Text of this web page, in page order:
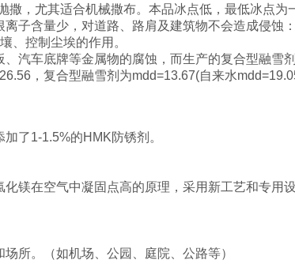
撒，尤其适合机械撒布。本品冰点低，最低冰点
子含量少，对道路、路肩及建筑物不会造成侵蚀
、控制尘埃的作用。
汽车底牌等金属物的腐蚀，而生产的复合型融雪
，复合型融雪剂为mdd=13.67(自来水
了1-1.5%的HMK防锈剂。
镁在空气中凝固点高的原理，采用新工艺和专用
所。（如机场、公园、庭院、公路等）